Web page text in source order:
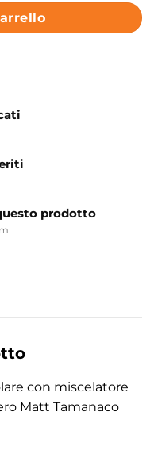
prodotto
con miscelatore
Matt Tamanaco